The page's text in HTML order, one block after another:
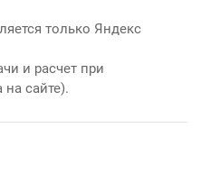
только Яндекс
и расчет при
сайте).